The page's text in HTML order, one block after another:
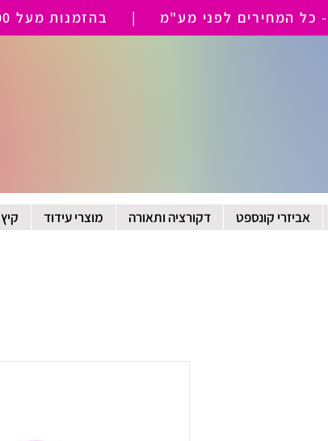
המחירים לפני מע"מ | בהזמנות מעל 1000 ש"ח משלוח חינם
אביזרי קונספט דקורציה ותאורה מוצרי עידוד קיץ